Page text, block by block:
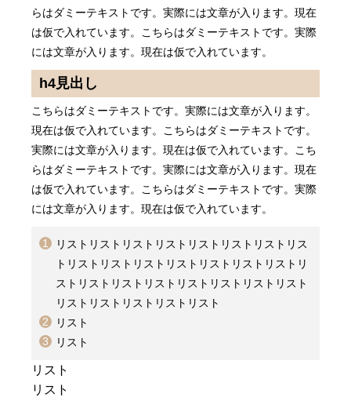
らはダミーテキストです。実際には文章が入ります。現在
は仮で入れています。こちらはダミーテキストです。実際
には文章が入ります。現在は仮で入れています。
h4見出し
こちらはダミーテキストです。実際には文章が入ります。
現在は仮で入れています。こちらはダミーテキストです。
実際には文章が入ります。現在は仮で入れています。こち
らはダミーテキストです。実際には文章が入ります。現在
は仮で入れています。こちらはダミーテキストです。実際
には文章が入ります。現在は仮で入れています。
リストリストリストリストリストリストリストリス
トリストリストリストリストリストリストリストリ
ストリストリストリストリストリストリストリスト
リストリストリストリストリスト
リスト
リスト
リスト
リスト